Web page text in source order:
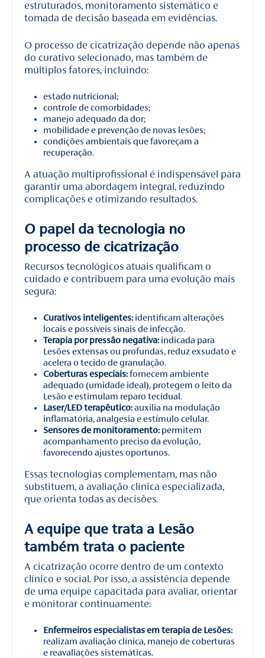
estruturados, monitoramento sistemático e
tomada de decisão baseada em evidências.
O processo de cicatrização depende não apenas
do curativo selecionado, mas também de
múltiplos fatores, incluindo:
estado nutricional;
controle de comorbidades;
manejo adequado da dor;
mobilidade e prevenção de novas lesões;
condições ambientais que favoreçam a
recuperação.
A atuação multiprofissional é indispensável para
garantir uma abordagem integral, reduzindo
complicações e otimizando resultados.
O papel da tecnologia no
processo de cicatrização
Recursos tecnológicos atuais qualificam o
cuidado e contribuem para uma evolução mais
segura:
Curativos inteligentes: identificam alterações
locais e possíveis sinais de infecção.
Terapia por pressão negativa: indicada para
Lesões extensas ou profundas, reduz exsudato e
acelera o tecido de granulação.
Coberturas especiais:fornecem ambiente
adequado (umidade ideal), protegem o leito da
Lesão e estimulam reparo tecidual.
Laser/LED terapêutico:auxilia na modulação
inflamatória, analgesia e estímulo celular.
Sensores de monitoramento: permitem
acompanhamento preciso da evolução,
favorecendo ajustes oportunos.
Essas tecnologias complementam, mas não
substituem, a avaliação clínica especializada,
que orienta todas as decisões.
A equipe que trata a Lesão
também trata o paciente
A cicatrização ocorre dentro de um contexto
clínico e social. Por isso, a assistência depende
de uma equipe capacitada para avaliar, orientar
e monitorar continuamente:
Enfermeiros especialistas em terapia de Lesões:
realizam avaliação clínica, manejo de coberturas
e reavaliações sistemáticas.